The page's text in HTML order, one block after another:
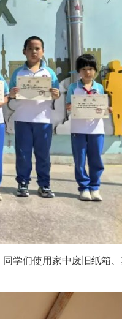
学们使用家中废旧纸箱